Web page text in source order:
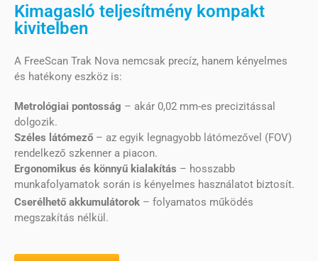
Kimagasló teljesítmény kompakt
kivitelben
A FreeScan Trak Nova nemcsak precíz, hanem kényelmes
és hatékony eszköz is:
Metrológiai pontosság – akár 0,02 mm-es precizitással
dolgozik.
Széles látómező – az egyik legnagyobb látómezővel (FOV)
rendelkező szkenner a piacon.
Ergonomikus és könnyű kialakítás – hosszabb
munkafolyamatok során is kényelmes használatot biztosít.
Cserélhető akkumulátorok – folyamatos működés
megszakítás nélkül.